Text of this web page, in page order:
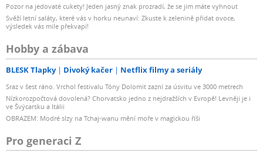
Pozor na jedovaté cukety! Jeden jasný znak prozradí, že se jim máte vyhnout
Svěží letní saláty, které vás v horku neunaví: Zkuste k zelenině přidat ovoce,
výsledek vás mile překvapí!
Hobby a zábava
BLESK Tlapky Divoký kačer Netflix filmy a seriály
Sraz v šest ráno. Vrchol festivalu Tóny Dolomit zazní za úsvitu ve 3000 metrech
Nízkorozpočtová dovolená? Chorvatsko jedno z nejdražších v Evropě! Levněji je i
ve Švýcarsku a Itálii
OBRAZEM: Modré slzy na Tchaj-wanu mění moře v magickou říši
Pro generaci Z